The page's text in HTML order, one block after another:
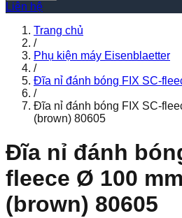
Liên hệ
Trang chủ
/
Phụ kiện máy Eisenblaetter
/
Đĩa nỉ đánh bóng FIX SC-
/
Đĩa nỉ đánh bóng FIX SC-
(brown) 80605
Đĩa nỉ đánh
fleece Ø 100
(brown) 80605